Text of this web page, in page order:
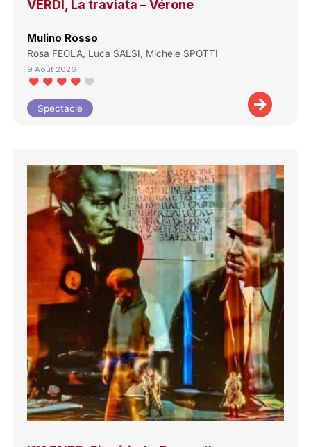
VERDI, La traviata – Vérone
Mulino Rosso
Rosa FEOLA, Luca SALSI, Michele SPOTTI
9 Août 2026
Spectacle